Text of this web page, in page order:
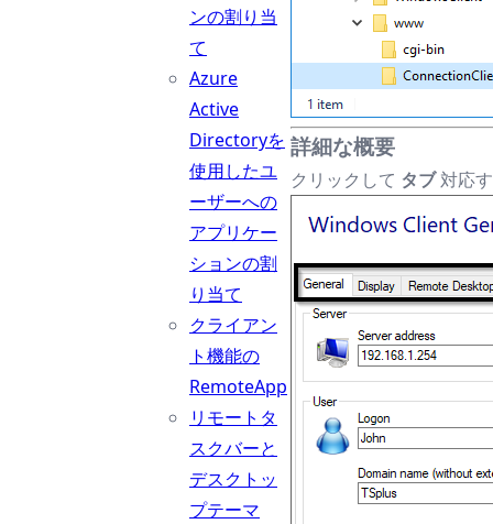
ンの割り当
て
Azure
Active
Directoryを
使用したユ
ーザーへの
アプリケー
ションの割
り当て
クライアン
ト機能の
RemoteApp
リモートタ
スクバーと
デスクトッ
プテーマ
詳細な概要
クリックして タブ対応